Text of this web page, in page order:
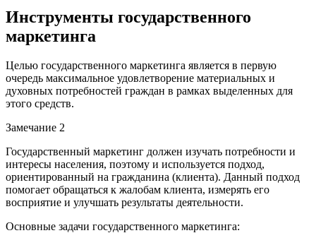
Инструменты государственного
маркетинга
Целью государственного маркетинга является в первую
очередь максимальное удовлетворение материальных и
духовных потребностей граждан в рамках выделенных для
этого средств.
Замечание 2
Государственный маркетинг должен изучать потребности и
интересы населения, поэтому и используется подход,
ориентированный на гражданина (клиента). Данный подход
помогает обращаться к жалобам клиента, измерять его
восприятие и улучшать результаты деятельности.
Основные задачи государственного маркетинга: